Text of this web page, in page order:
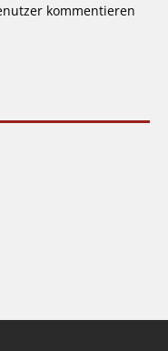
kommentieren